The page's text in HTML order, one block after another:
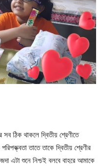
ঠিক থাকলে দ্বিতীয় শ্রেণীতে
তাতে তাকে দ্বিতীয় শ্রেণীর
এটা শুনে নিশ্চই বলবে বাহরে আমাকে